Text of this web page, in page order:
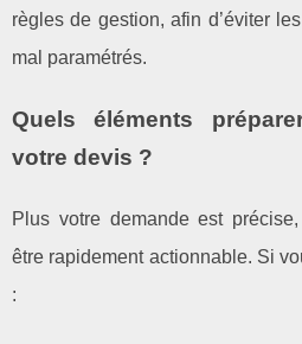
règles de gestion, afin d’éviter
mal paramétrés.
Quels éléments
votre devis ?
Plus votre demande est
être rapidement actionnable. Si
: